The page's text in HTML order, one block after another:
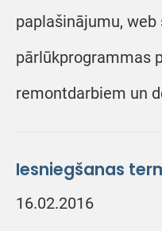
paplašinājumu, web
pārlūkprogrammas
remontdarbiem un
Iesniegšanas
16.02.2016